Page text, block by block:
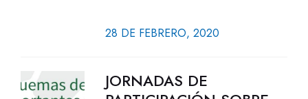
28 DE FEBRERO, 2020
JORNADAS DE